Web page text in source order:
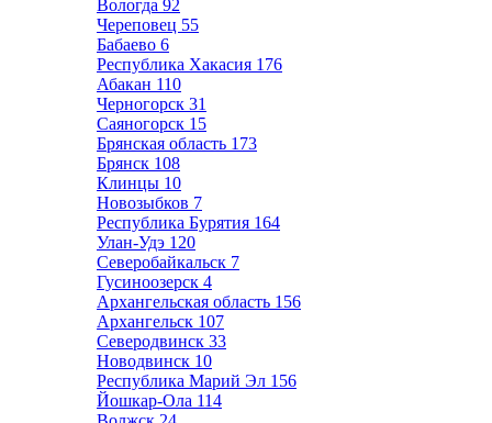
Вологда 92
Череповец 55
Бабаево 6
Республика Хакасия 176
Абакан 110
Черногорск 31
Саяногорск 15
Брянская область 173
Брянск 108
Клинцы 10
Новозыбков 7
Республика Бурятия 164
Улан-Удэ 120
Северобайкальск 7
Гусиноозерск 4
Архангельская область 156
Архангельск 107
Северодвинск 33
Новодвинск 10
Республика Марий Эл 156
Йошкар-Ола 114